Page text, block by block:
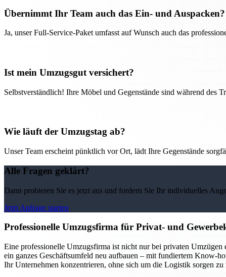
Übernimmt Ihr Team auch das Ein- und Auspacken?
Ja, unser Full-Service-Paket umfasst auf Wunsch auch das
Ist mein Umzugsgut versichert?
Selbstverständlich! Ihre Möbel und Gegenstände sind während des
Wie läuft der Umzugstag ab?
Unser Team erscheint pünktlich vor Ort, lädt Ihre Gegenstände
Alle Fragen geklärt?
Dann probieren Sie es jetzt aus und fordern Sie Ihr individuelles
Jetzt Anfrage starten
Professionelle Umzugsfirma für Privat- und
Eine professionelle Umzugsfirma ist nicht nur bei privaten
ein ganzes Geschäftsumfeld neu aufbauen – mit fundiertem Know-
Ihr Unternehmen konzentrieren, ohne sich um die Logistik sorgen zu